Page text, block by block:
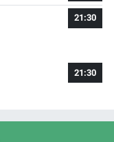
21:30
21:30